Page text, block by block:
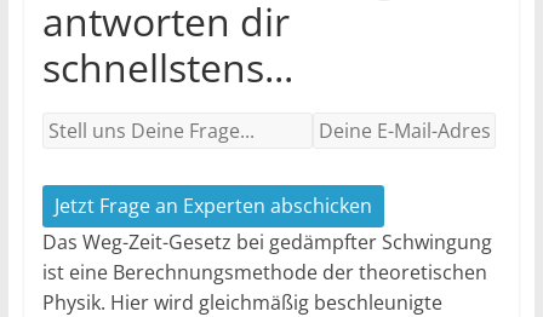
antworten dir
schnellstens...
Jetzt Frage an Experten abschicken
Das Weg-Zeit-Gesetz bei gedämpfter Schwingung
ist eine Berechnungsmethode der theoretischen
Physik. Hier wird gleichmäßig beschleunigte